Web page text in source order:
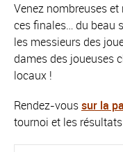
Venez nombreuses
ces finales… du beau
les messieurs des
dames des joueuses
locaux !
Rendez-voussur la
tournoi et les